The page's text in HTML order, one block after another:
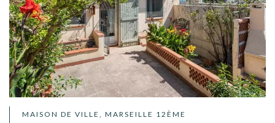
MAISON DE VILLE, MARSEILLE 12ÈME